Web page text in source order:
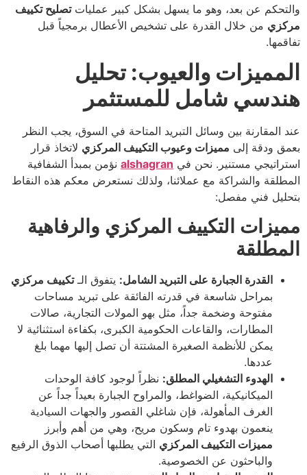
والتحكم عن بعد، وهو ما يسهل بشكل كبير عملياتتصليح تكييف
مركزي من خلال القدرة على تشخيص الأعطال برمجياً قبل
تفاقمها.
المميزات والعيوب: تحليل
هندسي شامل للمستثمر
عند المقارنة بين وسائل التبريد المتاحة في السوق، يجب النظر
بعمق ودقة إلى مميزات وعيوب التكييف المركزي لاتخاذ قرار
استراتيجي مستنير. نحن في alshagran نؤمن بمبدأ الشفافية
المطلقة والشراكة مع عملائنا، ولذلك نستعرض معكم هذه النقاط
بتحليل فني مفصل:
مميزات التكييف المركزي والرفاهية
المطلقة
القدرة الجبارة على التبريد الشامل: يتفوق الـتكييف مركزي
بمراحل شاسعة في قدرته الفائقة على تبريد مساحات
مفتوحة وضخمة جداً، مثل بهو المولات التجارية، صالات
المطارات، والقاعات الحكومية الكبرى، بكفاءة استثنائية لا
يمكن للأنظمة الصغيرة المشتتة أن تصل إليها مهما بلغ
عددها.
الهدوء التشغيلي المطلق: نظراً لوجود كافة الوحدات
الميكانيكية، الضواغط، والمراوح الجبارة بعيداً جداً عن
الغرف المأهولة، فإن شاغلي القصور والجهات السيادية
ينعمون بهدوء تام وسكون مريح، وهي من أهم وأبرز
مميزات التكييف المركزي التي يطلبها أصحاب الذوق الرفيع
والباحثون عن الخصوصية.